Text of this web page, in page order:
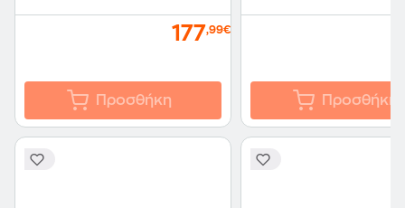
177,99€
Προσθήκη Προσθήκη